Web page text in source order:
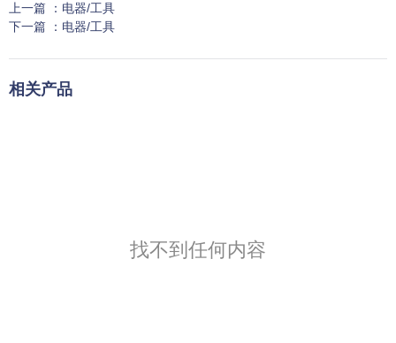
上一篇 ： 电器/工具
下一篇 ： 电器/工具
相关产品
找不到任何内容